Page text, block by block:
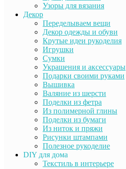
Узоры для вязания
Декор
Переделываем вещи
Декор одежды и обуви
Крутые идеи рукоделия
Игрушки
Сумки
Украшения и аксессуары
Подарки своими руками
Вышивка
Валяние из шерсти
Поделки из фетра
Из полимерной глины
Поделки из бумаги
Из ниток и пряжи
Рисунки штампами
Полезное рукоделие
DIY для дома
Текстиль в интерьере